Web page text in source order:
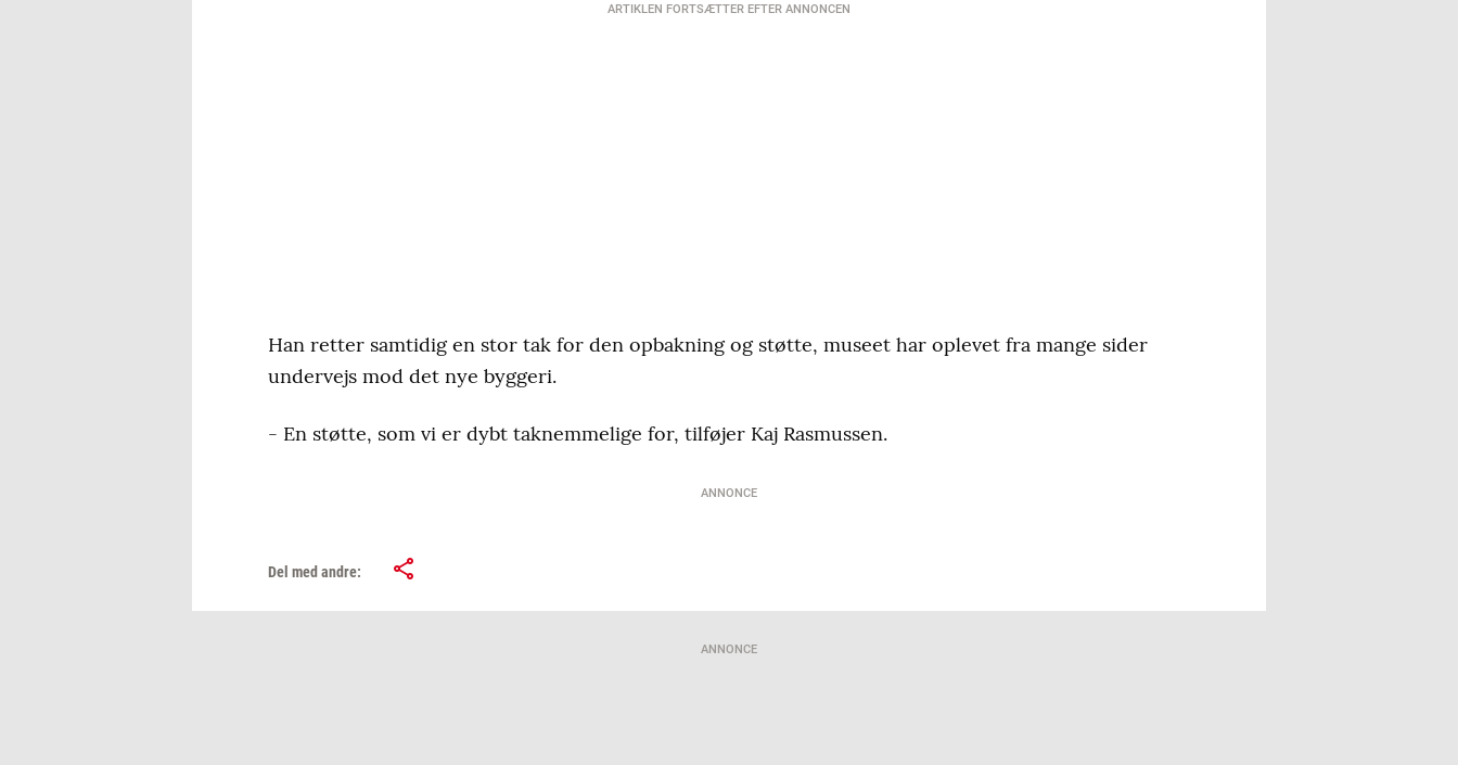
ARTIKLEN FORTSÆTTER EFTER ANNONCEN
Han retter samtidig en stor tak for den opbakning og støtte, museet har oplevet fra mange sider
undervejs mod det nye byggeri.
- En støtte, som vi er dybt taknemmelige for, tilføjer Kaj Rasmussen.
ANNONCE
Del med andre:
ANNONCE